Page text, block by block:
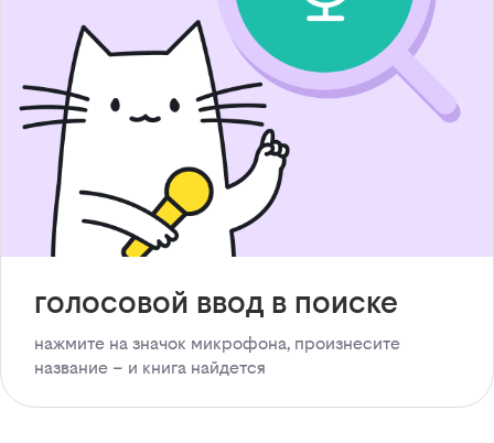
голосовой ввод в поиске
нажмите на значок микрофона, произнесите
название – и книга найдется